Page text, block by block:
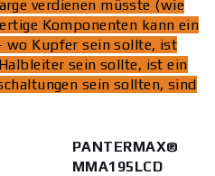
verdienen müsste (wie
Komponenten kann ein
wo Kupfer sein sollte, ist
sein sollte, ist ein
sein sollten, sind
PANTERMAX®
MMA195LCD